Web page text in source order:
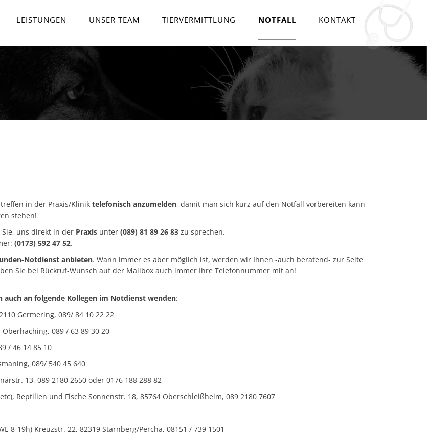
LEISTUNGEN UNSER TEAM TIERVERMITTLUNG NOTFALL KONTAKT
in der Praxis/Klinik telefonisch anzumelden, damit man sich kurz auf den Notfall vorbereiten kann
stehen!
uns direkt in der Praxis unter (089) 81 89 26 83 zu sprechen.
(0173) 592 47 52.
Notdienst anbieten. Wann immer es aber möglich ist, werden wir Ihnen -auch beratend- zur Seite
Sie bei Rückruf-Wunsch auf der Mailbox auch immer Ihre Telefonnummer mit an!
an folgende Kollegen im Notdienst wenden:
Germering, 089/ 84 10 22 22
089 / 63 89 30 20
/ 46 14 85 10
089/ 540 45 640
13, 089 2180 2650 oder 0176 188 288 82
Reptilien und Fische Sonnenstr. 18, 85764 Oberschleißheim, 089 2180 7607
8-19h) Kreuzstr. 22, 82319 Starnberg/Percha, 08151 / 739 1501